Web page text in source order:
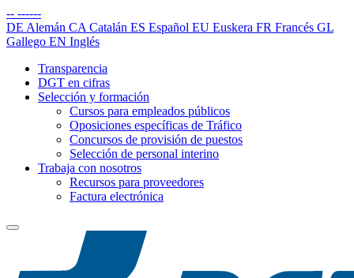
-- ------
DE Alemán CA Catalán ES Español EU Euskera FR Francés GL
Gallego EN Inglés
Transparencia
DGT en cifras
Selección y formación
Cursos para empleados públicos
Oposiciones específicas de Tráfico
Concursos de provisión de puestos
Selección de personal interino
Trabaja con nosotros
Recursos para proveedores
Factura electrónica